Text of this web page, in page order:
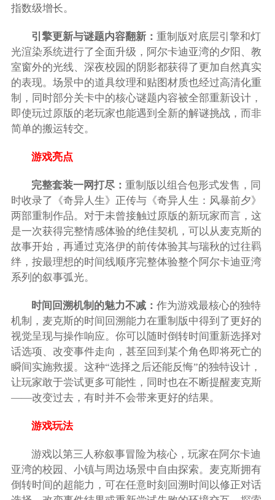
指数级增长。
引擎更新与谜题内容翻新：重制版对底层引擎和灯
光渲染系统进行了全面升级，阿尔卡迪亚湾的夕阳、教
室窗外的光线、深夜校园的阴影都获得了更加自然真实
的表现。场景中的道具纹理和贴图材质也经过高清化重
制，同时部分关卡中的核心谜题内容被全部重新设计，
即使玩过原版的老玩家也能遇到全新的解谜挑战，而非
简单的搬运转交。
游戏亮点
完整套装一网打尽：重制版以组合包形式发售，同
时收录了《奇异人生》正传与《奇异人生：风暴前夕》
两部重制作品。对于未曾接触过原版的新玩家而言，这
是一次获得完整情感体验的绝佳契机，可以从麦克斯的
故事开始，再通过克洛伊的前传体验其与瑞秋的过往羁
绊，按最理想的时间线顺序完整体验整个阿尔卡迪亚湾
系列的叙事弧光。
时间回溯机制的魅力不减：作为游戏最核心的独特
机制，麦克斯的时间回溯能力在重制版中得到了更好的
视觉呈现与操作响应。你可以随时倒转时间重新选择对
话选项、改变事件走向，甚至回到某个角色即将死亡的
瞬间实施救援。这种“选择之后还能反悔”的独特设计，
让玩家敢于尝试更多可能性，同时也在不断提醒麦克斯
——改变过去，有时并不会带来更好的结果。
游戏玩法
游戏以第三人称叙事冒险为核心，玩家在阿尔卡迪
亚湾的校园、小镇与周边场景中自由探索。麦克斯拥有
倒转时间的超能力，可在任意时刻回溯时间以修正对话